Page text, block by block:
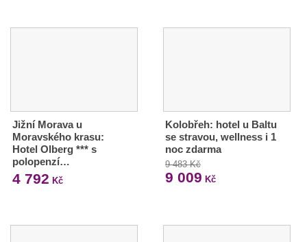
Jižní Morava u
Moravského krasu:
Hotel Olberg *** s
polopenzí…
4 792 Kč
Kolobřeh: hotel u Baltu
se stravou, wellness i 1
noc zdarma
9 483 Kč
9 009 Kč